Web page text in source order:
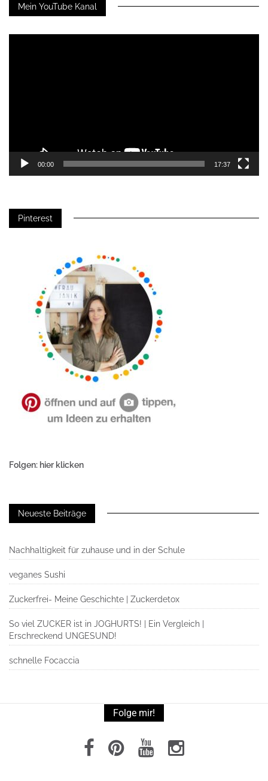
Mein YouTube Kanal
00:00 17:37
Pinterest
Folgen: hier klicken
Neueste Beiträge
Nachhaltigkeit für zuhause und in der Schule
veganes Sushi
Zuckerfrei- Meine Geschichte | Zuckerdetox
So viel ZUCKER ist in JOGHURTS! | Ein Vergleich |
Erschreckend UNGESUND!
schnelle Focaccia
Folge mir!